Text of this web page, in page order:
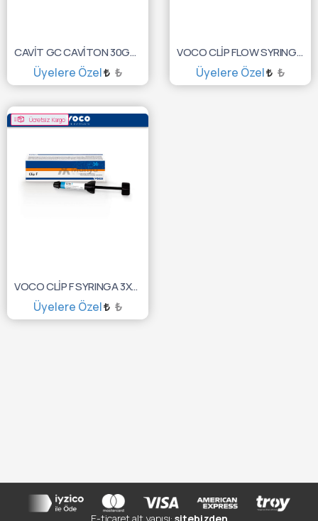
CAVİT GC CAVİTON 30GR 10000101
Üyelere Özel ₺
SEPETE EKLE
VOCO CLİP FLOW SYRINGA 2X1.8GR 1282
Üyelere Özel ₺
Ücretsiz Kargo
VOCO CLİP F SYRINGA 3X4GR 1283
Üyelere Özel ₺